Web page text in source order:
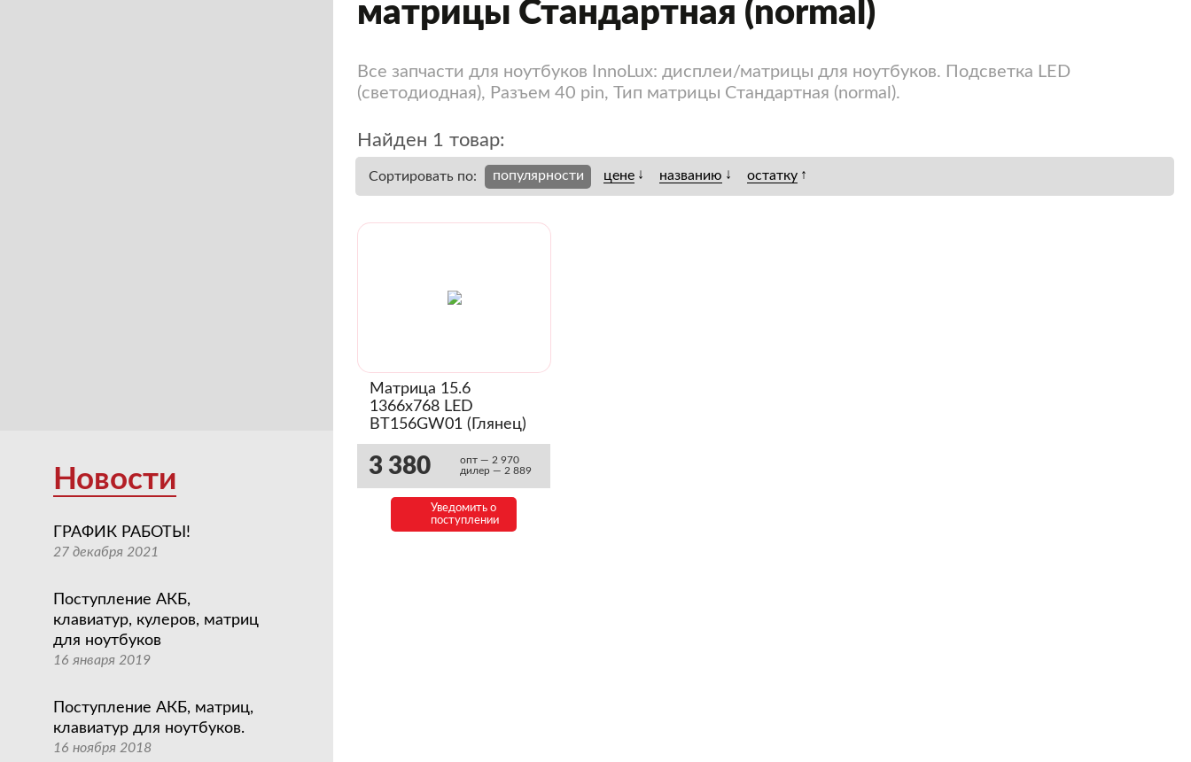
Новости
ГРАФИК РАБОТЫ!
27 декабря 2021
Поступление АКБ,
клавиатур, кулеров, матриц
для ноутбуков
16 января 2019
Поступление АКБ, матриц,
клавиатур для ноутбуков.
16 ноября 2018
матрицы Стандартная (normal)
Все запчасти для ноутбуков InnoLux: дисплеи/матрицы для ноутбуков. Подсветка LED
(светодиодная), Разъем 40 pin, Тип матрицы Стандартная (normal).
Найден 1 товар:
Сортировать по: популярности цене ↓ названию ↓ остатку ↑
Матрица 15.6
1366x768 LED
BT156GW01 (Глянец)
3 380
опт — 2 970
дилер — 2 889
Уведомить о
поступлении